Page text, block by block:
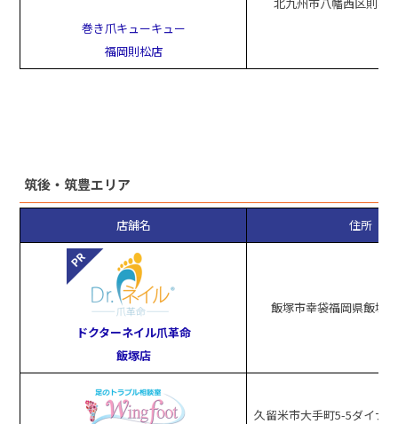
巻き爪キューキュー
福岡則松店
筑後・筑豊エリア
店舗名 住所
ドクターネイル爪革命
飯塚店
飯塚市幸袋福岡県飯塚
久留米市大手町5-5ダイナ